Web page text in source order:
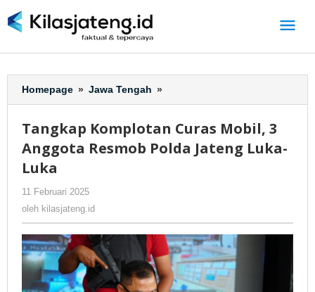
ke
Homepage » Jawa Tengah »
Komplotan
Mobil,
3
Luka-
Luka
Tangkap Komplotan Curas Mobil, 3
Anggota Resmob Polda Jateng Luka-
Luka
11 Februari 2025
oleh kilasjateng.id